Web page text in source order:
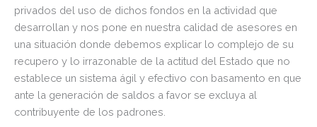
privados del uso de dichos fondos en la actividad que
desarrollan y nos pone en nuestra calidad de asesores en
una situación donde debemos explicar lo complejo de su
recupero y lo irrazonable de la actitud del Estado que no
establece un sistema ágil y efectivo con basamento en que
ante la generación de saldos a favor se excluya al
contribuyente de los padrones.